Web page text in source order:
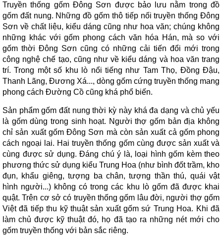
Truyền thống gốm Đông Sơn được bảo lưu nằm trong đồ
gốm đất nung. Những đồ gốm thô tiếp nối truyền thống Đông
Sơn về chất liệu, kiểu dáng cũng như hoa văn; chúng không
những khác với gốm phong cách văn hóa Hán, mà so với
gốm thời Đông Sơn cũng có những cải tiến đổi mới trong
công nghệ chế tạo, cũng như về kiểu dáng và hoa văn trang
trí. Trong một số khu lò nổi tiếng như Tam Thọ, Đồng Đậu,
Thanh Lãng, Đương Xá..., dòng gốm cứng truyền thống mang
phong cách Đường Cồ cũng khá phổ biến.
Sản phẩm gốm đất nung thời kỳ này khá đa dạng và chủ yếu
là gốm dùng trong sinh hoạt. Người thợ gốm bản địa không
chỉ sản xuất gốm Đông Sơn mà còn sản xuất cả gốm phong
cách ngoại lai. Hai truyền thống gốm cùng được sản xuất và
cùng được sử dụng. Đáng chú ý là, loại hình gốm kèm theo
phương thức sử dụng kiểu Trung Hoa (như bình đốt trầm, kho
đụn, khẩu giêng, tượng ba chân, tượng thần thú, quái vật
hình người...) không có trong các khu lò gốm đã được khai
quật. Trên cơ sở có truyền thống gốm lâu đời, người thợ gốm
Việt đã tiếp thu kỹ thuật sản xuất gốm sứ Trung Hoa. Khi đã
làm chủ được kỹ thuật đó, họ đã tạo ra những nét mới cho
gốm truyền thống với bản sắc riêng.